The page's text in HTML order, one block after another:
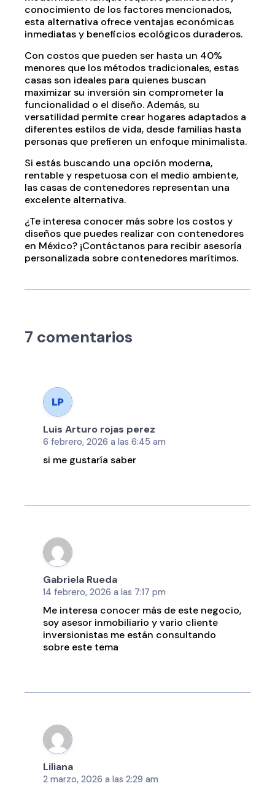
conocimiento de los factores mencionados,
esta alternativa ofrece ventajas económicas
inmediatas y beneficios ecológicos duraderos.
Con costos que pueden ser hasta un 40%
menores que los métodos tradicionales, estas
casas son ideales para quienes buscan
maximizar su inversión sin comprometer la
funcionalidad o el diseño. Además, su
versatilidad permite crear hogares adaptados a
diferentes estilos de vida, desde familias hasta
personas que prefieren un enfoque minimalista.
Si estás buscando una opción moderna,
rentable y respetuosa con el medio ambiente,
las casas de contenedores representan una
excelente alternativa.
¿Te interesa conocer más sobre los costos y
diseños que puedes realizar con contenedores
en México? ¡Contáctanos para recibir asesoría
personalizada sobre contenedores marítimos.
7 comentarios
Luis Arturo rojas perez
6 febrero, 2026 a las 6:45 am
si me gustaría saber
Gabriela Rueda
14 febrero, 2026 a las 7:17 pm
Me interesa conocer más de este negocio,
soy asesor inmobiliario y vario cliente
inversionistas me están consultando
sobre este tema
Liliana
2 marzo, 2026 a las 2:29 am